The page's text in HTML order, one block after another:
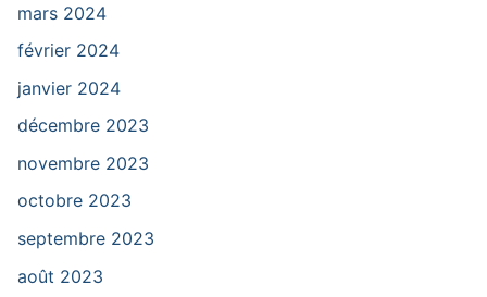
mars 2024
février 2024
janvier 2024
décembre 2023
novembre 2023
octobre 2023
septembre 2023
août 2023